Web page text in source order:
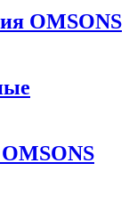
OMSONS